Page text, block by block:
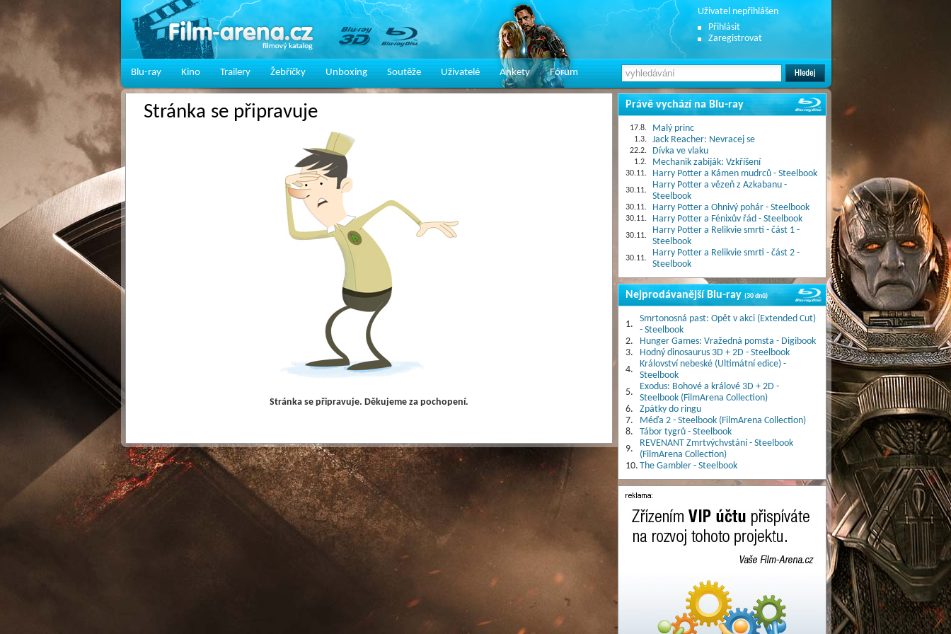
Uživatel nepřihlášen
Přihlásit
Zaregistrovat
Blu-ray Kino Trailery Žebříčky Unboxing Soutěže Uživatelé Ankety Fórum
Stránka se připravuje
Stránka se připravuje. Děkujeme za pochopení.
Právě vychází na Blu-ray
17.8. Malý princ
1.3. Jack Reacher: Nevracej se
22.2. Dívka ve vlaku
1.2. Mechanik zabiják: Vzkříšení
30.11. Harry Potter a Kámen mudrců - Steelbook
30.11.
Harry Potter a vězeň z Azkabanu -
Steelbook
30.11. Harry Potter a Ohnivý pohár - Steelbook
30.11. Harry Potter a Fénixův řád - Steelbook
30.11.
Harry Potter a Relikvie smrti - část 1 -
Steelbook
30.11.
Harry Potter a Relikvie smrti - část 2 -
Steelbook
Nejprodávanější Blu-ray(30 dnů)
1.
Smrtonosná past: Opět v akci (Extended Cut)
- Steelbook
2.
Hunger Games: Vražedná pomsta - Digibook
3.
Hodný dinosaurus 3D + 2D - Steelbook
4.
Království nebeské (Ultimátní edice) -
Steelbook
5.
Exodus: Bohové a králové 3D + 2D -
Steelbook (FilmArena Collection)
6.
Zpátky do ringu
7.
Méďa 2 - Steelbook (FilmArena Collection)
8.
Tábor tygrů - Steelbook
9.
REVENANT Zmrtvýchvstání - Steelbook
(FilmArena Collection)
10. The Gambler - Steelbook